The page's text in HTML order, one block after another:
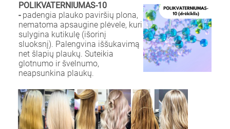
POLIKVATERNIUMAS-10
- padengia plauko paviršių plona,
nematoma apsaugine plėvele, kuri
sulygina kutikulę (išorinį
sluoksnį). Palengvina iššukavimą
net šlapių plaukų. Suteikia
glotnumo ir švelnumo,
neapsunkina plaukų.